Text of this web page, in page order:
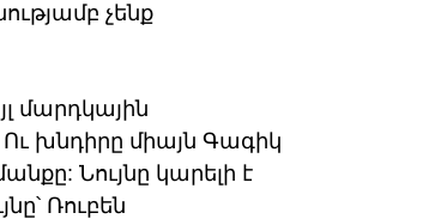
չենք
մարդկային
խնդիրը միայն Գագիկ
Նույնը կարելի է
Ռուբեն